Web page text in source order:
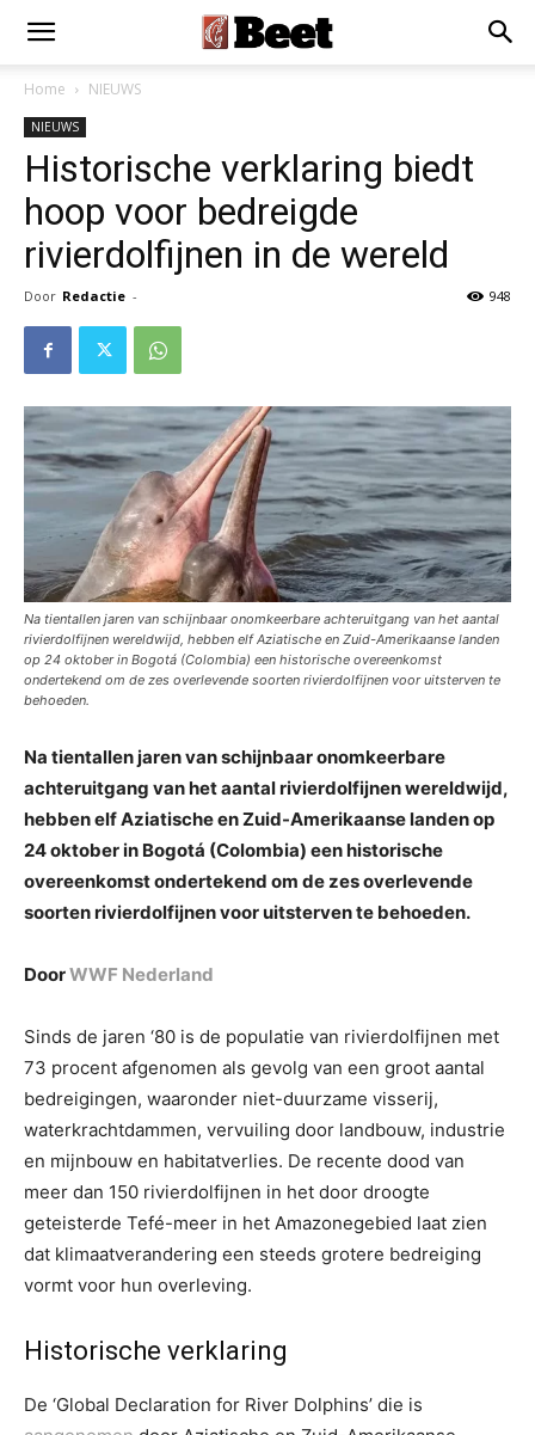
Home NIEUWS
NIEUWS
Historische verklaring biedt
hoop voor bedreigde
rivierdolfijnen in de wereld
Door Redactie - 948
Na tientallen jaren van schijnbaar onomkeerbare achteruitgang van het aantal
rivierdolfijnen wereldwijd, hebben elf Aziatische en Zuid-Amerikaanse landen
op 24 oktober in Bogotá (Colombia) een historische overeenkomst
ondertekend om de zes overlevende soorten rivierdolfijnen voor uitsterven te
behoeden.
Na tientallen jaren van schijnbaar onomkeerbare
achteruitgang van het aantal rivierdolfijnen wereldwijd,
hebben elf Aziatische en Zuid-Amerikaanse landen op
24 oktober in Bogotá (Colombia) een historische
overeenkomst ondertekend om de zes overlevende
soorten rivierdolfijnen voor uitsterven te behoeden.
DoorWWF Nederland
Sinds de jaren ‘80 is de populatie van rivierdolfijnen met
73 procent afgenomen als gevolg van een groot aantal
bedreigingen, waaronder niet-duurzame visserij,
waterkrachtdammen, vervuiling door landbouw, industrie
en mijnbouw en habitatverlies. De recente dood van
meer dan 150 rivierdolfijnen in het door droogte
geteisterde Tefé-meer in het Amazonegebied laat zien
dat klimaatverandering een steeds grotere bedreiging
vormt voor hun overleving.
Historische verklaring
De ‘Global Declaration for River Dolphins’ die is